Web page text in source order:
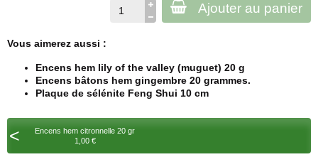
Ajouter au panier
Vous aimerez aussi :
Encens hem lily of the valley (muguet) 20 g
Encens bâtons hem gingembre 20 grammes.
Plaque de sélénite Feng Shui 10 cm
<
Encens hem citronnelle 20 gr
1,00 €